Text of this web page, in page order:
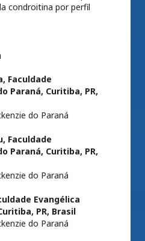
condroitina por perfil
Faculdade
Paraná, Curitiba, PR,
do Paraná
Faculdade
Paraná, Curitiba, PR,
do Paraná
Evangélica
PR, Brasil
do Paraná